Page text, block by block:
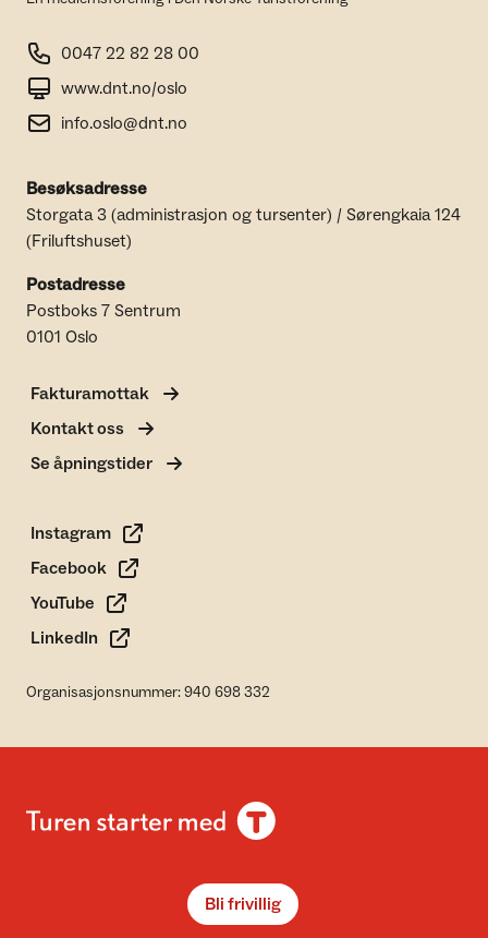
0047 22 82 28 00
www.dnt.no/oslo
info.oslo@dnt.no
Besøksadresse
Storgata 3 (administrasjon og tursenter) / Sørengkaia 124
(Friluftshuset)
Postadresse
Postboks 7 Sentrum
0101 Oslo
Fakturamottak
Kontakt oss
Se åpningstider
Instagram
Facebook
YouTube
LinkedIn
Organisasjonsnummer: 940 698 332
Bli frivillig